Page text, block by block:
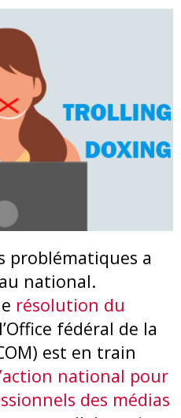
problématiques a
national.
résolution du
fédéral de la
est en train
national pour
des médias